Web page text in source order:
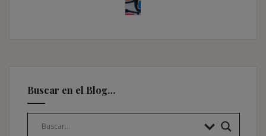
Buscar en el Blog…